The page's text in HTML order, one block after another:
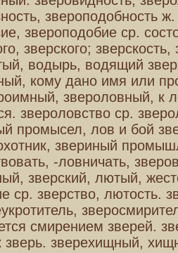
звероподобность ж.
звероподобие ср.
зверского; зверскость,
водырь, водящий
кому дано имя или
звероловный, к
звероловство ср.
промысел, лов и бой
звериный
-ловничать,
зверский, лютый,
ср. зверство, лютость.
смирением зверей.
зверь. зверехищный,